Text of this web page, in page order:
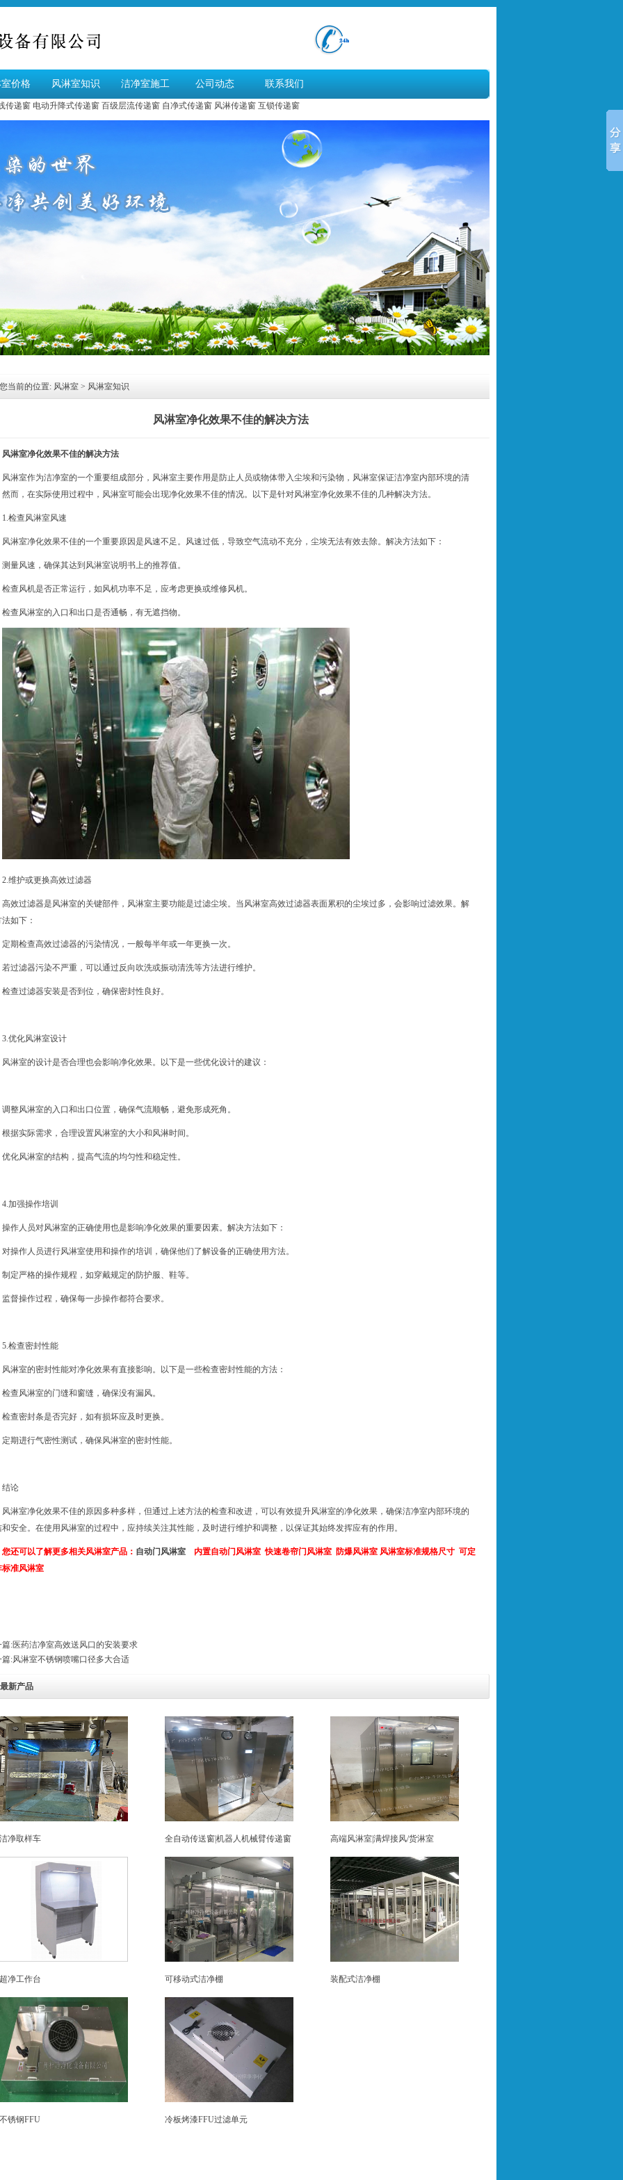
价格 风淋室知识 洁净室施工 公司动态 联系我们
传递窗 电动升降式传递窗 百级层流传递窗 自净式传递窗 风淋传递窗 互锁传递窗
您当前的位置: 风淋室 > 风淋室知识
风淋室净化效果不佳的解决方法
风淋室净化效果不佳的解决方法
风淋室作为洁净室的一个重要组成部分，风淋室主要作用是防止人员或物体带入尘埃和污染物，风淋室保证洁净室内部环境的清
然而，在实际使用过程中，风淋室可能会出现净化效果不佳的情况。以下是针对风淋室净化效果不佳的几种解决方法。
1.检查风淋室风速
风淋室净化效果不佳的一个重要原因是风速不足。风速过低，导致空气流动不充分，尘埃无法有效去除。解决方法如下：
测量风速，确保其达到风淋室说明书上的推荐值。
检查风机是否正常运行，如风机功率不足，应考虑更换或维修风机。
检查风淋室的入口和出口是否通畅，有无遮挡物。
2.维护或更换高效过滤器
高效过滤器是风淋室的关键部件，风淋室主要功能是过滤尘埃。当风淋室高效过滤器表面累积的尘埃过多，会影响过滤效果。解
如下：
定期检查高效过滤器的污染情况，一般每半年或一年更换一次。
若过滤器污染不严重，可以通过反向吹洗或振动清洗等方法进行维护。
检查过滤器安装是否到位，确保密封性良好。
3.优化风淋室设计
风淋室的设计是否合理也会影响净化效果。以下是一些优化设计的建议：
调整风淋室的入口和出口位置，确保气流顺畅，避免形成死角。
根据实际需求，合理设置风淋室的大小和风淋时间。
优化风淋室的结构，提高气流的均匀性和稳定性。
4.加强操作培训
操作人员对风淋室的正确使用也是影响净化效果的重要因素。解决方法如下：
对操作人员进行风淋室使用和操作的培训，确保他们了解设备的正确使用方法。
制定严格的操作规程，如穿戴规定的防护服、鞋等。
监督操作过程，确保每一步操作都符合要求。
5.检查密封性能
风淋室的密封性能对净化效果有直接影响。以下是一些检查密封性能的方法：
检查风淋室的门缝和窗缝，确保没有漏风。
检查密封条是否完好，如有损坏应及时更换。
定期进行气密性测试，确保风淋室的密封性能。
结论
风淋室净化效果不佳的原因多种多样，但通过上述方法的检查和改进，可以有效提升风淋室的净化效果，确保洁净室内部环境的
和安全。在使用风淋室的过程中，应持续关注其性能，及时进行维护和调整，以保证其始终发挥应有的作用。
您还可以了解更多相关风淋室产品： 自动门风淋室 内置自动门风淋室 快速卷帘门风淋室 防爆风淋室 风淋室标准规格尺寸 可定
标准风淋室
篇:医药洁净室高效送风口的安装要求
篇:风淋室不锈钢喷嘴口径多大合适
最新产品
洁净取样车 全自动传送窗|机器人机械臂传递窗 高端风淋室|满焊接风/货淋室
超净工作台 可移动式洁净棚 装配式洁净棚
不锈钢FFU 冷板烤漆FFU过滤单元